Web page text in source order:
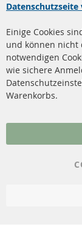
Katalysator
Sensoren
FAQ
Datenschutzseite
Einige Cookies
und können nicht
notwendigen
wie sichere
Warenkorbs.